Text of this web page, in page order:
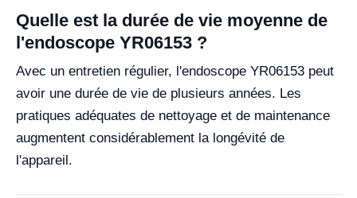
Quelle est la durée de vie moyenne de
l'endoscope YR06153 ?
Avec un entretien régulier, l'endoscope YR06153 peut
avoir une durée de vie de plusieurs années. Les
pratiques adéquates de nettoyage et de maintenance
augmentent considérablement la longévité de
l'appareil.